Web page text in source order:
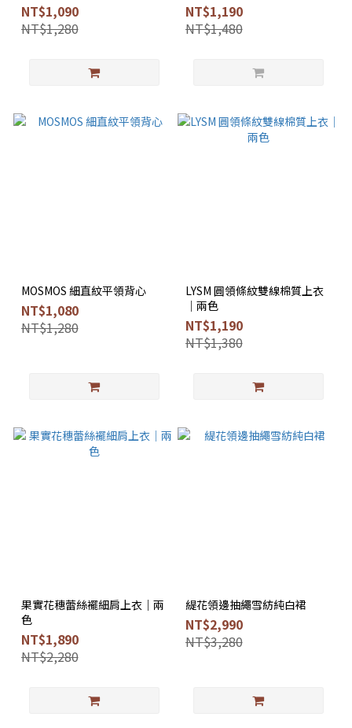
NT$1,090
NT$1,280
NT$1,190
NT$1,480
MOSMOS 細直紋平領背心
NT$1,080
NT$1,280
LYSM 圓領條紋雙線棉質上衣
｜兩色
NT$1,190
NT$1,380
果實花穗蕾絲襬細肩上衣｜兩
色
NT$1,890
NT$2,280
緹花領邊抽繩雪紡純白裙
NT$2,990
NT$3,280